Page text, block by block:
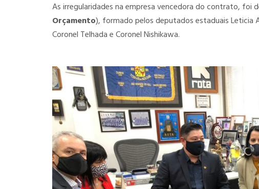
As irregularidades na empresa vencedora do contrato, foi
Orçamento), formado pelos deputados estaduais Leticia
Coronel Telhada e Coronel Nishikawa.